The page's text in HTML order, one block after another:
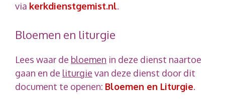
via kerkdienstgemist.nl.
Bloemen en liturgie
Lees waar de bloemen in deze dienst naartoe
gaan en de liturgie van deze dienst door dit
document te openen: Bloemen en Liturgie.